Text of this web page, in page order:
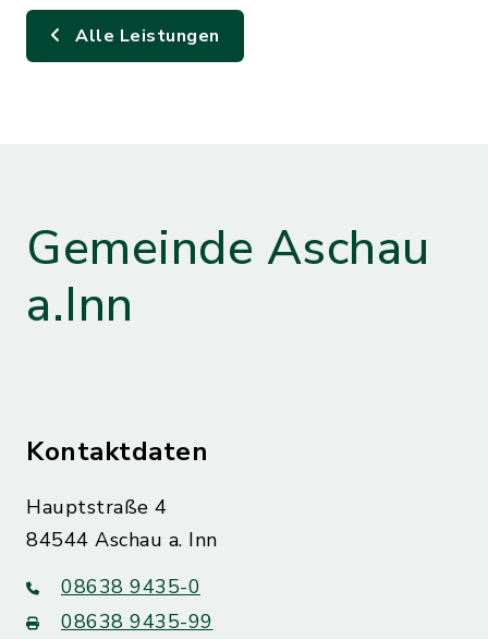
Alle Leistungen
Gemeinde Aschau
a.Inn
Kontaktdaten
Hauptstraße 4
84544 Aschau a. Inn
08638 9435-0
08638 9435-99